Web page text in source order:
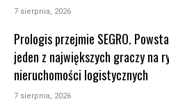
7 sierpnia, 2026
Prologis przejmie SEGRO.
jeden z największych graczy na
nieruchomości logistycznych
7 sierpnia, 2026